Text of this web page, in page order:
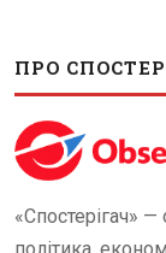
ПРО
«Спостерігач»